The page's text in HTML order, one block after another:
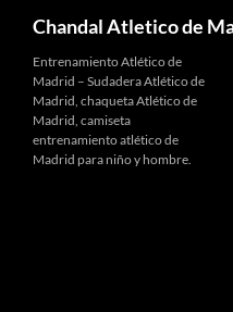
Chandal Atletico de
Entrenamiento Atlético de
Madrid – Sudadera Atlético de
Madrid, chaqueta Atlético de
Madrid, camiseta
entrenamiento atlético de
Madrid para niño y hombre.